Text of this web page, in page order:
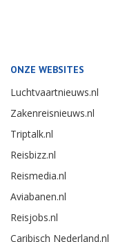
ONZE WEBSITES
Luchtvaartnieuws.nl
Zakenreisnieuws.nl
Triptalk.nl
Reisbizz.nl
Reismedia.nl
Aviabanen.nl
Reisjobs.nl
Caribisch Nederland.nl